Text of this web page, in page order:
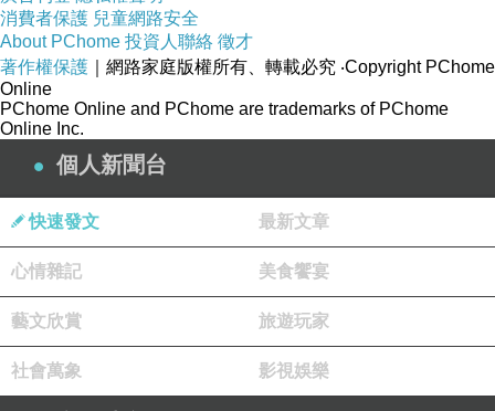
消費者保護 兒童網路安全
About PChome 投資人聯絡 徵才
著作權保護 ｜網路家庭版權所有、轉載必究 ‧Copyright PChome
Online
PChome Online and PChome are trademarks of PChome
Online Inc.
個人新聞台
快速發文 最新文章
心情雜記 美食饗宴
藝文欣賞 旅遊玩家
社會萬象 影視娛樂